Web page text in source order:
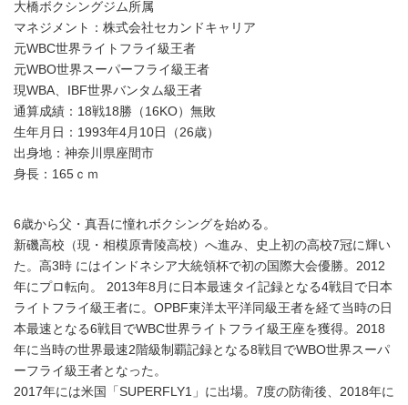
大橋ボクシングジム所属
マネジメント：株式会社セカンドキャリア
元WBC世界ライトフライ級王者
元WBO世界スーパーフライ級王者
現WBA、IBF世界バンタム級王者
通算成績：18戦18勝（16KO）無敗
生年月日：1993年4月10日（26歳）
出身地：神奈川県座間市
身長：165ｃｍ
6歳から父・真吾に憧れボクシングを始める。
新磯高校（現・相模原青陵高校）へ進み、史上初の高校7冠に輝い
た。高3時 にはインドネシア大統領杯で初の国際大会優勝。2012
年にプロ転向。 2013年8月に日本最速タイ記録となる4戦目で日本
ライトフライ級王者に。OPBF東洋太平洋同級王者を経て当時の日
本最速となる6戦目でWBC世界ライトフライ級王座を獲得。2018
年に当時の世界最速2階級制覇記録となる8戦目でWBO世界スーパ
ーフライ級王者となった。
2017年には米国「SUPERFLY1」に出場。7度の防衛後、2018年に